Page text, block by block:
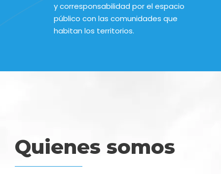
y corresponsabilidad por el espacio
público con las comunidades que
habitan los territorios.
Quienes somos